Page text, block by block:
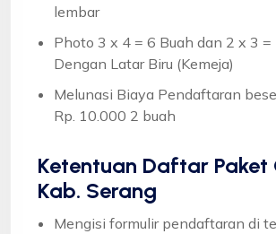
lembar
Photo 3 x 4 = 6 Buah dan 2 x 3 =
Dengan Latar Biru (Kemeja)
Melunasi Biaya Pendaftaran
Rp. 10.000 2 buah
Ketentuan Daftar Paket
Kab. Serang
Mengisi formulir pendaftaran di